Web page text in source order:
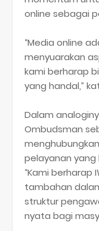
online sebagai
“Media online
menyuarakan
kami berharap
yang handal,”
Dalam
Ombudsman
pelayanan yang
“Kami berharap
tambahan
struktur
nyata bagi